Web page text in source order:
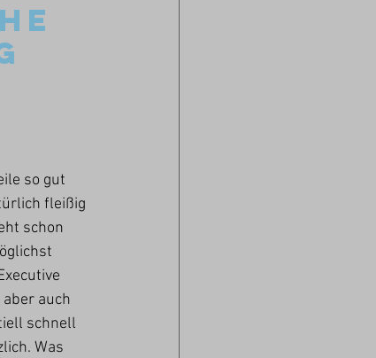
so gut
fleißig
schon
auch
schnell
Was